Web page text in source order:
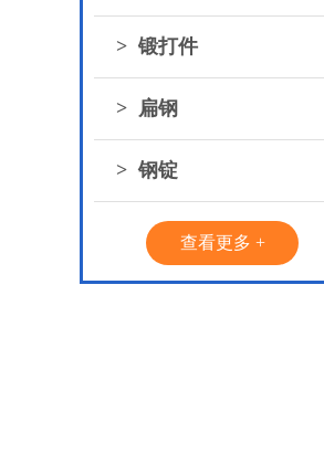
> 锻打件
> 扁钢
> 钢锭
查看更多 +